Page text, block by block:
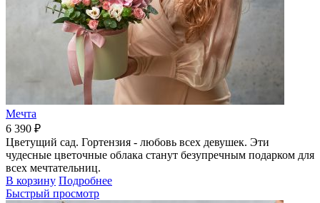
Мечта
6 390 ₽
Цветущий сад. Гортензия - любовь всех девушек. Эти
чудесные цветочные облака станут безупречным подарком для
всех мечтательниц.
В корзину Подробнее
Быстрый просмотр